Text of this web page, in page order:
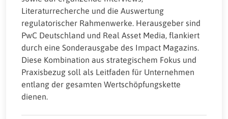
Literaturrecherche und die Auswertung
regulatorischer Rahmenwerke. Herausgeber sind
PwC Deutschland und Real Asset Media, flankiert
durch eine Sonderausgabe des Impact Magazins.
Diese Kombination aus strategischem Fokus und
Praxisbezug soll als Leitfaden für Unternehmen
entlang der gesamten Wertschöpfungskette
dienen.